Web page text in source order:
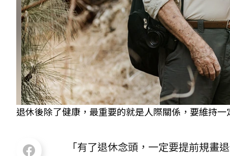
退休後除了健康，最重要的就是人際關係，要維持
「有了退休念頭，一定要提前規畫